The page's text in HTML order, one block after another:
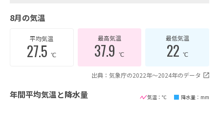
8月の気温
平均気温
27.5℃
最高気温
37.9℃
最低気温
22 ℃
出典：気象庁の2022年〜2024年のデータ
年間平均気温と降水量 気温：℃ 降水量：mm